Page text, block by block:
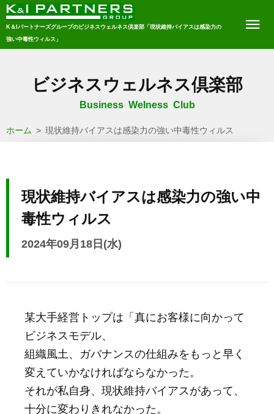
K＆Iパートナーズグループのビジネスウェルネス倶楽部「現状維持バイアスは感染力の
強い中毒性ウィルス」
ビジネスウェルネス倶楽部
Business Welness Club
ホーム > 現状維持バイアスは感染力の強い中毒性ウィルス
現状維持バイアスは感染力の強い中
毒性ウィルス
2024年09月18日(水)
某大手経営トップは「真にお客様に向かって
ビジネスモデル、
組織風土、ガバナンスの仕組みをもっと早く
変えていかなければならなかった。
それが私自身、現状維持バイアスがあって、
十分に変わりきれなかった。